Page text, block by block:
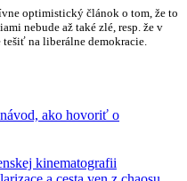
optimistický článok o tom, že to
nebude až také zlé, resp. že v
na liberálne demokracie.
ako hovoriť o
kinematografii